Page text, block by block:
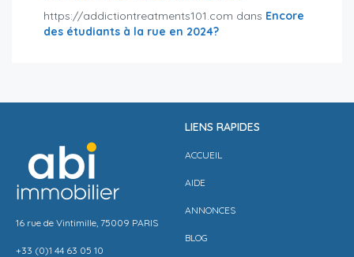
https://addictiontreatments101.com dans Encore
des étudiants à la rue en 2024?
16 rue de Vintimille, 75009 PARIS
+33 (0)1 44 63 05 10
LIENS RAPIDES
ACCUEIL
AIDE
ANNONCES
BLOG